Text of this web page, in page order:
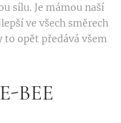
sílu. Je mámou naší
ve všech směrech
to opět předává všem
BEE